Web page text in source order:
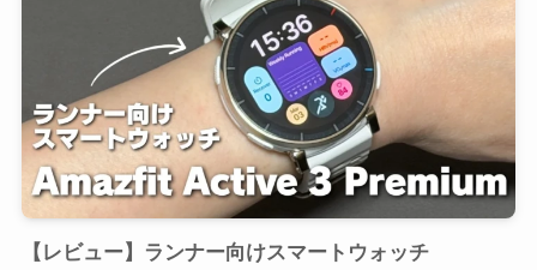
【レビュー】ランナー向けスマートウォッチ